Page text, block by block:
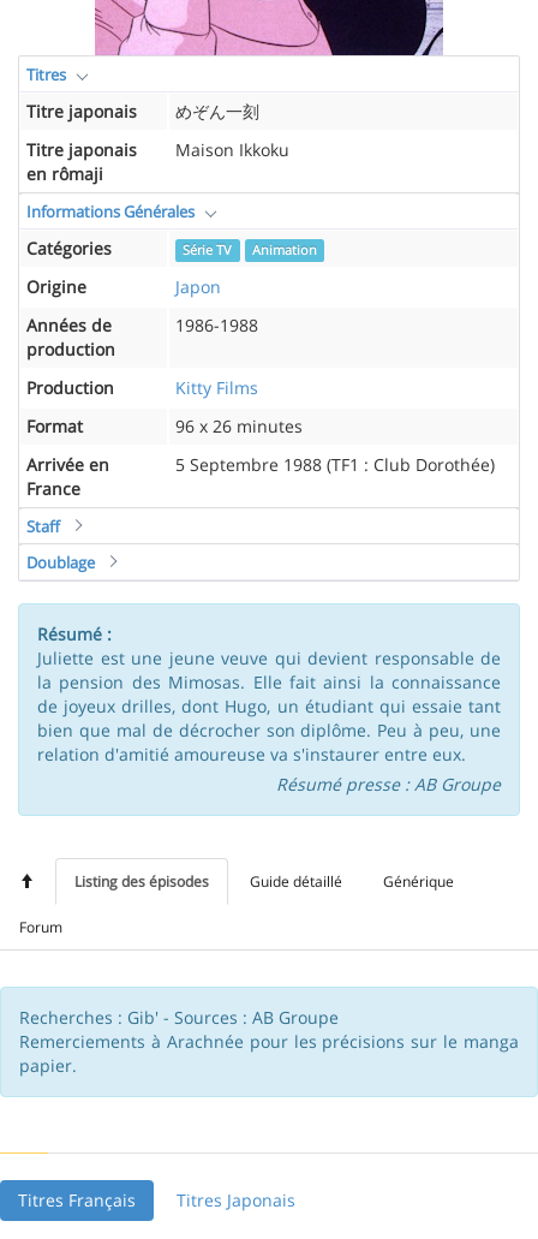
Titres
Titre japonais
めぞん一刻
Titre japonais
en rômaji
Maison Ikkoku
Informations Générales
Catégories Série TV Animation
Origine
Japon
Années de
production
1986-1988
Production
Kitty Films
Format
96 x 26 minutes
Arrivée en
France
5 Septembre 1988 (TF1 : Club Dorothée)
Staff
Doublage
Résumé :
Juliette est une jeune veuve qui devient responsable de
la pension des Mimosas. Elle fait ainsi la connaissance
de joyeux drilles, dont Hugo, un étudiant qui essaie tant
bien que mal de décrocher son diplôme. Peu à peu, une
relation d'amitié amoureuse va s'instaurer entre eux.
Résumé presse : AB Groupe
Listing des épisodes Guide détaillé Générique
Forum
Recherches : Gib' - Sources : AB Groupe
Remerciements à Arachnée pour les précisions sur le manga
papier.
Titres Français Titres Japonais